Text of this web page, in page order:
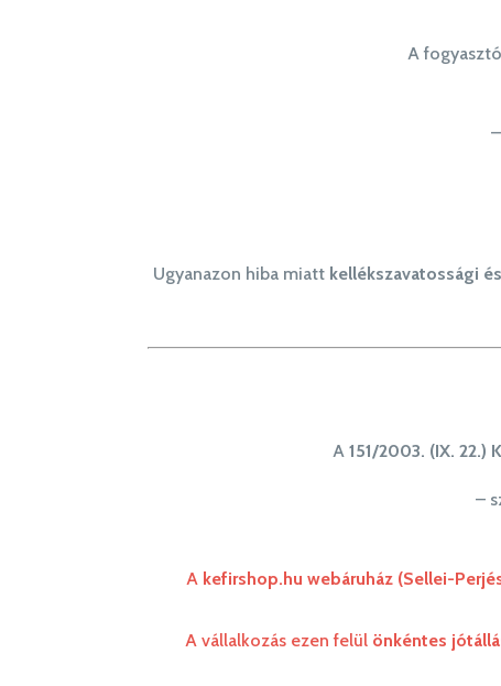
A
Ugyanazon hiba miatt kellékszavatossági
A 151/2003. (IX. 22.)
–
A kefirshop.hu webáruház (Sellei-
A vállalkozás ezen felül önkéntes